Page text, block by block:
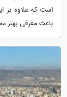
است که علاوه بر
باعث معرفی بهتر